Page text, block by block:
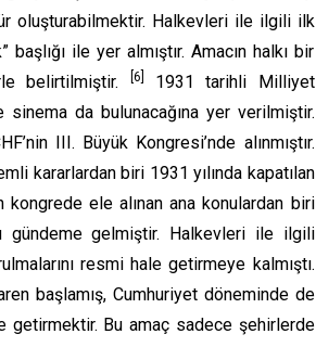
oluşturabilmektir. Halkevleri ile ilgili ilk
ile yer almıştır. Amacın halkı bir
belirtilmiştir.
[6]
1931 tarihli Milliyet
sinema da bulunacağına yer verilmiştir.
III. Büyük Kongresi’nde alınmıştır.
kararlardan biri 1931 yılında kapatılan
kongrede ele alınan ana konulardan biri
gündeme gelmiştir. Halkevleri ile ilgili
resmi hale getirmeye kalmıştı.
başlamış, Cumhuriyet döneminde de
getirmektir. Bu amaç sadece şehirlerde